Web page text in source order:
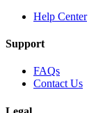
Help Center
Support
FAQs
Contact Us